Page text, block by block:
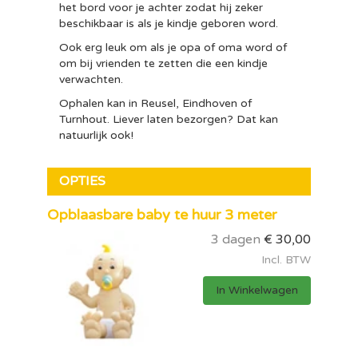
het bord voor je achter zodat hij zeker
beschikbaar is als je kindje geboren word.
Ook erg leuk om als je opa of oma word of
om bij vrienden te zetten die een kindje
verwachten.
Ophalen kan in Reusel, Eindhoven of
Turnhout. Liever laten bezorgen? Dat kan
natuurlijk ook!
OPTIES
Opblaasbare baby te huur 3 meter
3 dagen € 30,00
Incl. BTW
In Winkelwagen